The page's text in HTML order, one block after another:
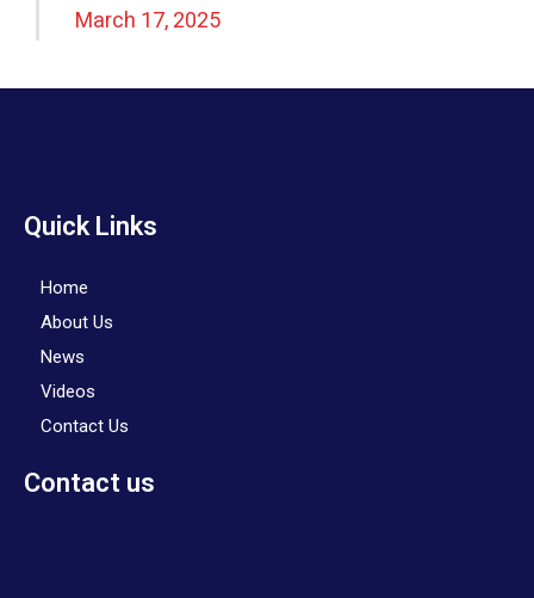
March 17, 2025
Quick Links
Home
About Us
News
Videos
Contact Us
Contact us